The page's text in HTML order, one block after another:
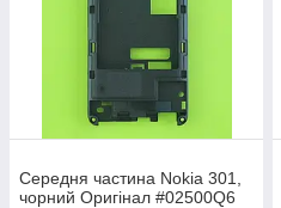
Середня частина Nokia 301,
чорний Оригінал #02500Q6